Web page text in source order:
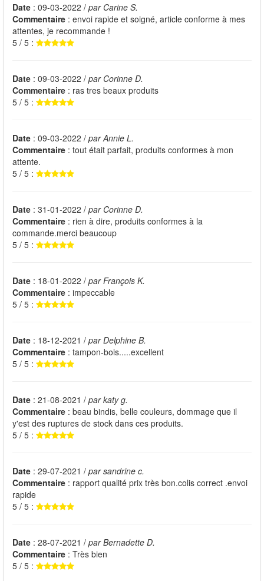
Date : 09-03-2022 / par Carine S.
Commentaire : envoi rapide et soigné, article conforme à mes
attentes, je recommande !
5 / 5 :
Date : 09-03-2022 / par Corinne D.
Commentaire : ras tres beaux produits
5 / 5 :
Date : 09-03-2022 / par Annie L.
Commentaire : tout était parfait, produits conformes à mon
attente.
5 / 5 :
Date : 31-01-2022 / par Corinne D.
Commentaire : rien à dire, produits conformes à la
commande.merci beaucoup
5 / 5 :
Date : 18-01-2022 / par François K.
Commentaire : impeccable
5 / 5 :
Date : 18-12-2021 / par Delphine B.
Commentaire : tampon-bois.....excellent
5 / 5 :
Date : 21-08-2021 / par katy g.
Commentaire : beau bindis, belle couleurs, dommage que il
y'est des ruptures de stock dans ces produits.
5 / 5 :
Date : 29-07-2021 / par sandrine c.
Commentaire : rapport qualité prix très bon.colis correct .envoi
rapide
5 / 5 :
Date : 28-07-2021 / par Bernadette D.
Commentaire : Très bien
5 / 5 :